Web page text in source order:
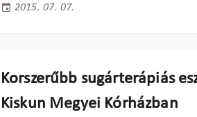
2015. 07. 07.
Korszerűbb sugárterápiás
Kiskun Megyei Kórházban